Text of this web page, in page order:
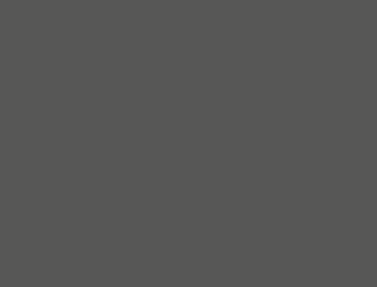
pública de que trata a Lei
evitar a punição dupla, de modo que
podem ser responsabilizadas pela
Anticorrupção isoladamente.
alteração quanto às sanções
privadas pela prática de atos